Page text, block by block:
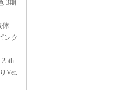
3期
体
ンク
Ver.